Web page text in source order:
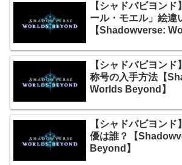
【シャドバビヨン
ール・モエル」絵違
【Shadowverse:
【シャドバビヨンド
称号の入手方法【
Worlds Beyond】
【シャドバビヨン
優は誰？【
Beyond】